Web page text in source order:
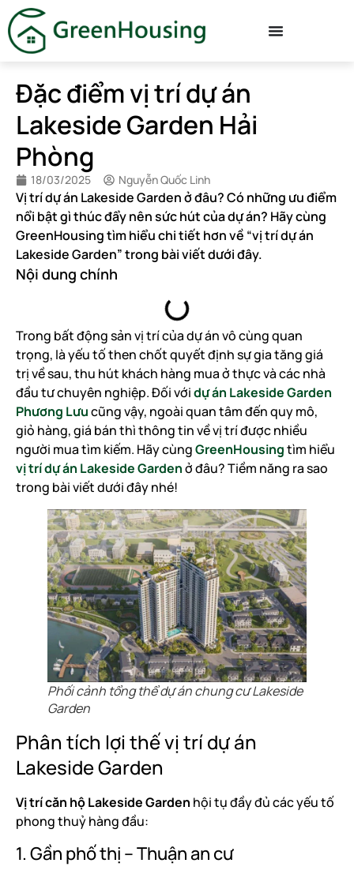
Đặc điểm vị trí dự án
Lakeside Garden Hải
Phòng
18/03/2025 Nguyễn Quốc Linh
Vị trí dự án Lakeside Garden ở đâu? Có những ưu điểm
nổi bật gì thúc đẩy nên sức hút của dự án? Hãy cùng
GreenHousing tìm hiểu chi tiết hơn về “vị trí dự án
Lakeside Garden” trong bài viết dưới đây.
Nội dung chính
Trong bất động sản vị trí của dự án vô cùng quan
trọng, là yếu tố then chốt quyết định sự gia tăng giá
trị về sau, thu hút khách hàng mua ở thực và các nhà
đầu tư chuyên nghiệp. Đối vớidự án Lakeside Garden
Phương Lưucũng vậy, ngoài quan tâm đến quy mô,
giỏ hàng, giá bán thì thông tin về vị trí được nhiều
người mua tìm kiếm. Hãy cùngGreenHousingtìm hiểu
vị trí dự án Lakeside Gardenở đâu? Tiềm năng ra sao
trong bài viết dưới đây nhé!
Phối cảnh tổng thể dự án chung cư Lakeside
Garden
Phân tích lợi thế vị trí dự án
Lakeside Garden
Vị trí căn hộ Lakeside Garden hội tụ đầy đủ các yếu tố
phong thuỷ hàng đầu:
1. Gần phố thị – Thuận an cư